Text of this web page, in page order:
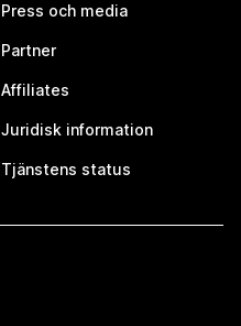
Press och media
Partner
Affiliates
Juridisk information
Tjänstens status